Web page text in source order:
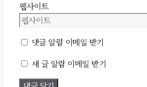
웹사이트
댓글 알림 이메일 받기
새 글 알림 이메일 받기